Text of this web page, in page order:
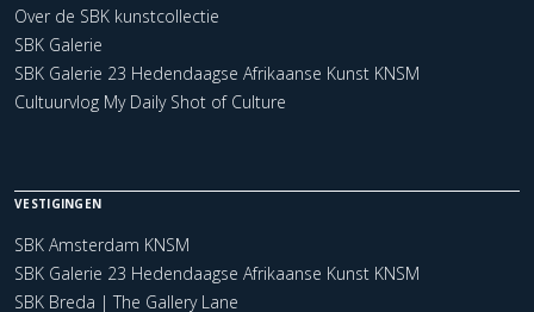
Over de SBK kunstcollectie
SBK Galerie
SBK Galerie 23 Hedendaagse Afrikaanse Kunst KNSM
Cultuurvlog My Daily Shot of Culture
VESTIGINGEN
SBK Amsterdam KNSM
SBK Galerie 23 Hedendaagse Afrikaanse Kunst KNSM
SBK Breda | The Gallery Lane